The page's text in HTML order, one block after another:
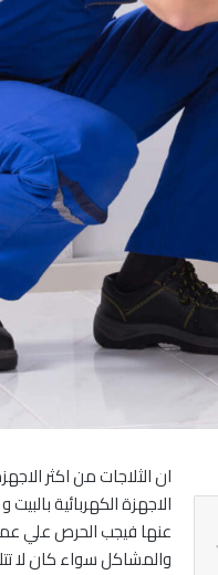
ان الثلاجات من اكثر
الاجهزة الكهربائية
عنها فيجب الحرص علي عمل
والمشاكل سواء كان لا